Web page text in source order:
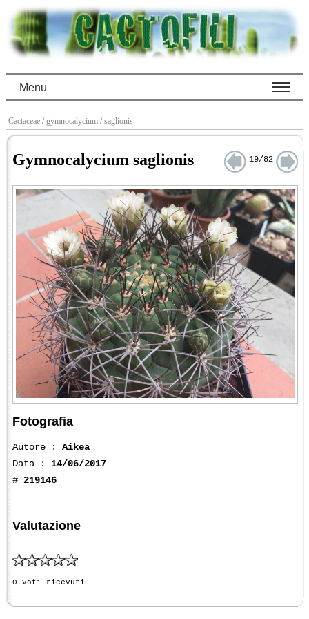
Menu
Cactaceae / gymnocalycium / saglionis
Gymnocalycium saglionis 19/82
Fotografia
Autore : Aikea
Data : 14/06/2017
# 219146
Valutazione
0 voti ricevuti